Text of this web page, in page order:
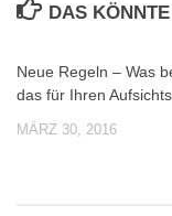
DAS
Neue Regeln – Was
das für Ihren
MÄRZ 30, 2016